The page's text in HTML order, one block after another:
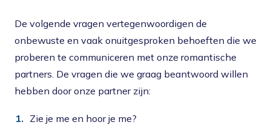
De volgende vragen vertegenwoordigen de
onbewuste en vaak onuitgesproken behoeften die we
proberen te communiceren met onze romantische
partners. De vragen die we graag beantwoord willen
hebben door onze partner zijn:
Zie je me en hoor je me?